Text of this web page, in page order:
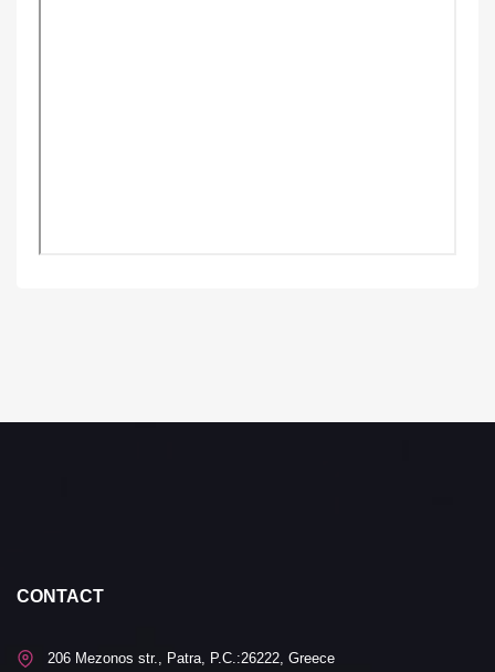
CONTACT
206 Mezonos str., Patra, P.C.:26222, Greece